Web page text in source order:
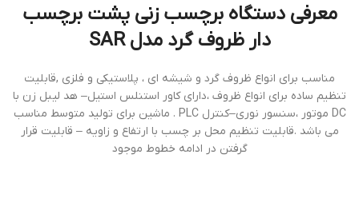
معرفی دستگاه برچسب زنی پشت برچسب
دار ظروف گرد مدل SAR
مناسب برای انواع ظروف گرد و شيشه ای ، پلاستيکی و فلزی ,قابليت
تنظيم ساده برای انواع ظروف ،دارای کاور استنلس استيل– هد ليبل زن با
DC موتور ،سنسور نوری–کنترل PLC . ماشين برای توليد متوسط مناسب
می باشد .قابليت تنظيم محل بر چسب با ارتفاع و زاويه – قابليت قرار
گرفتن در ادامه خطوط موجود